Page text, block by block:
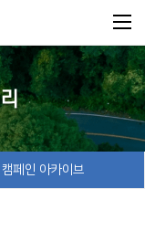
캠페인 아카이브